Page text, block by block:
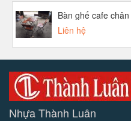
Bàn ghế cafe
Liên hệ
Nhựa Thành Luân